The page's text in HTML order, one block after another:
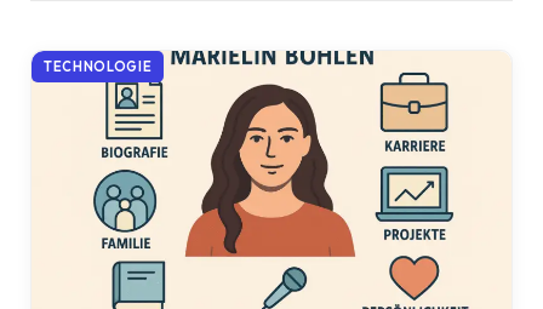
TECHNOLOGIE